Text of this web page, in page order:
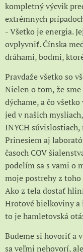
kompletný výcvik
extrémnych
- Všetko je energia.
ovplyvniť. Čínska
dráhami, bodmi,
Pravdaže všetko so
Nielen o tom, že
dýchame, a čo
jed v našich
INYCH
Prinesiem aj
časoch COV
podelím sa s vami o
moje postrehy z
Ako z tela dostať
Hrotové bielkoviny a
to je hamletovská
Budeme si hovoriť a
sa veľmi nehovorí,